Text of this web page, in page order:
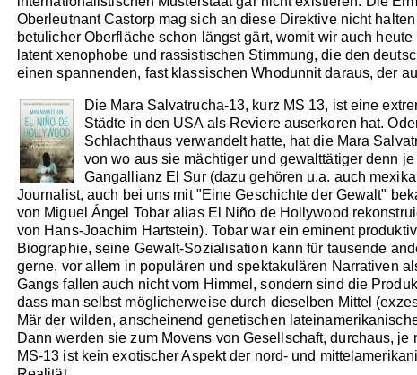
Oberleutnant Castorp mag sich an diese Direktive nicht
betulicher Oberfläche schon längst gärt, womit wir auch
latent xenophobe und rassistischen Stimmung, die den
einen spannenden, fast klassischen Whodunnit daraus, der
Die Mara Salvatrucha-13, kurz MS 13, ist eine
Städte in den USA als Reviere auserkoren hat.
Schlachthaus verwandelt hatte, hat die Mara
von wo aus sie mächtiger und gewalttätiger denn
Gangallianz El Sur (dazu gehören u.a. auch
Journalist, auch bei uns mit "Eine Geschichte der Gewalt"
von Miguel Ángel Tobar alias El Niño de Hollywood
von Hans-Joachim Hartstein). Tobar war ein eminent
Biographie, seine Gewalt-Sozialisation kann für tausende
gerne, vor allem in populären und spektakulären Narrativen
Gangs fallen auch nicht vom Himmel, sondern sind die
dass man selbst möglicherweise durch dieselben Mittel
Mär der wilden, anscheinend genetischen
Dann werden sie zum Movens von Gesellschaft, durchaus,
MS-13 ist kein exotischer Aspekt der nord- und